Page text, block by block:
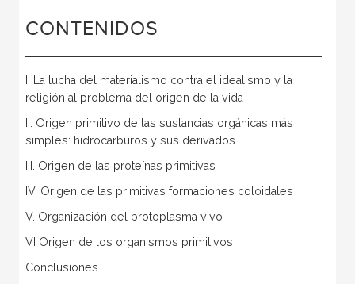
CONTENIDOS
I. La lucha del materialismo contra el idealismo y la
religión al problema del origen de la vida
II. Origen primitivo de las sustancias orgánicas más
simples: hidrocarburos y sus derivados
III. Origen de las proteínas primitivas
IV. Origen de las primitivas formaciones coloidales
V. Organización del protoplasma vivo
VI Origen de los organismos primitivos
Conclusiones.